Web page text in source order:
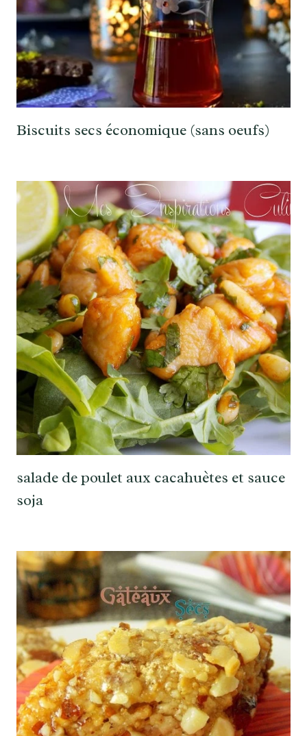
Biscuits secs économique (sans oeufs)
salade de poulet aux cacahuètes et sauce
soja